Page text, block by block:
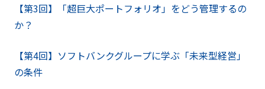
【第3回】「超巨大ポートフォリオ」をどう管理するの
か？
【第4回】ソフトバンクグループに学ぶ「未来型経営」
の条件